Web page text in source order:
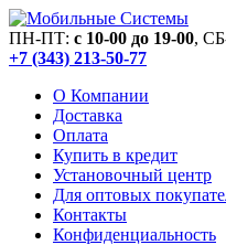
ПН-ПТ: c 10-00 до 19-00,
+7 (343) 213-50-77
О Компании
Доставка
Оплата
Купить в кредит
Установочный центр
Для оптовых
Контакты
Конфиденциальность